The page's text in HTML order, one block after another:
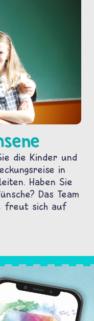
die Kinder und
in
Haben Sie
Das Team
freut sich auf